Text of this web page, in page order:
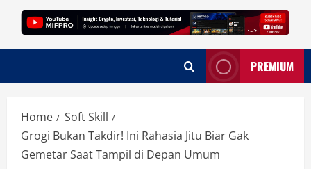
PREMIUM
Home
Soft Skill
Grogi Bukan Takdir! Ini Rahasia Jitu Biar Gak
Gemetar Saat Tampil di Depan Umum